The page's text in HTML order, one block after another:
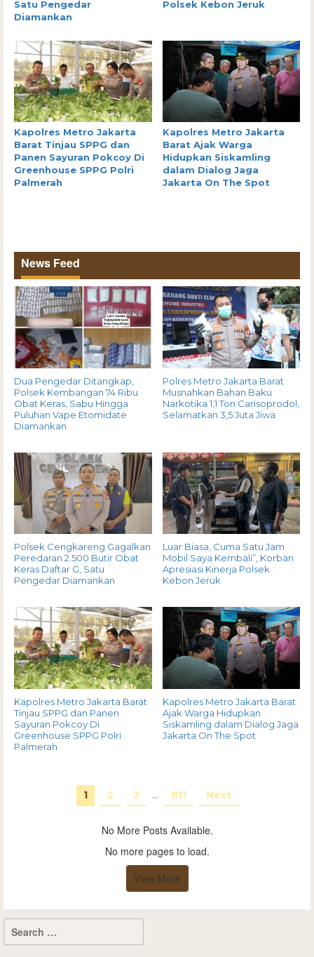
Satu Pengedar
Diamankan
Polsek Kebon Jeruk
Kapolres Metro Jakarta
Barat Tinjau SPPG dan
Panen Sayuran Pokcoy Di
Greenhouse SPPG Polri
Palmerah
Kapolres Metro Jakarta
Barat Ajak Warga
Hidupkan Siskamling
dalam Dialog Jaga
Jakarta On The Spot
News Feed
Dua Pengedar Ditangkap,
Polsek Kembangan 74 Ribu
Obat Keras, Sabu Hingga
Puluhan Vape Etomidate
Diamankan
Polres Metro Jakarta Barat
Musnahkan Bahan Baku
Narkotika 1,1 Ton Carisoprodol,
Selamatkan 3,5 Juta Jiwa
Polsek Cengkareng Gagalkan
Peredaran 2.500 Butir Obat
Keras Daftar G, Satu
Pengedar Diamankan
Luar Biasa, Cuma Satu Jam
Mobil Saya Kembali”, Korban
Apresiasi Kinerja Polsek
Kebon Jeruk
Kapolres Metro Jakarta Barat
Tinjau SPPG dan Panen
Sayuran Pokcoy Di
Greenhouse SPPG Polri
Palmerah
Kapolres Metro Jakarta Barat
Ajak Warga Hidupkan
Siskamling dalam Dialog Jaga
Jakarta On The Spot
1 2 3 … 811 Next
No More Posts Available.
No more pages to load.
View More